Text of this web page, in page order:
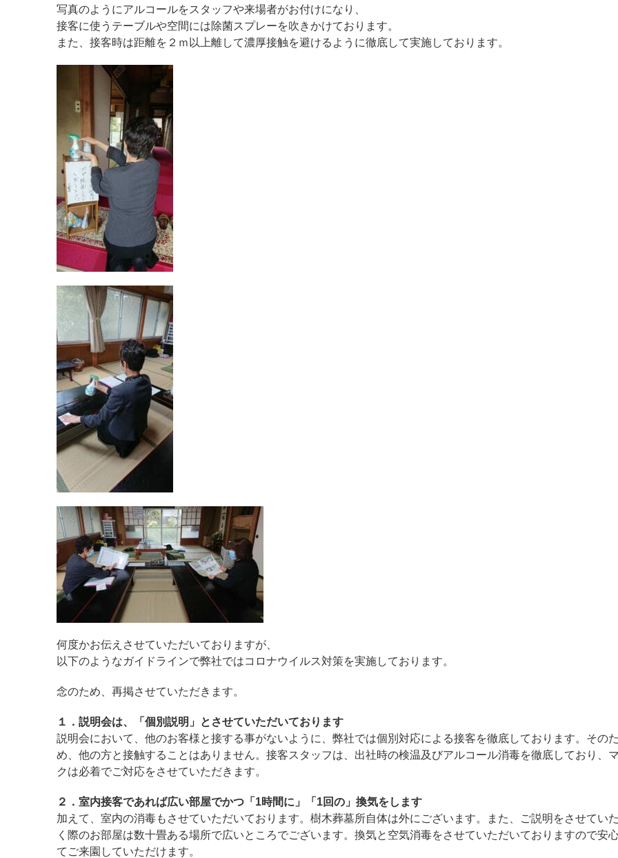
写真のようにアルコールをスタッフや来場者がお付けになり、
接客に使うテーブルや空間には除菌スプレーを吹きかけております。
また、接客時は距離を２ｍ以上離して濃厚接触を避けるように徹底して実施しております。
何度かお伝えさせていただいておりますが、
以下のようなガイドラインで弊社ではコロナウイルス対策を実施しております。
念のため、再掲させていただきます。
１．説明会は、「個別説明」とさせていただいております
説明会において、他のお客様と接する事がないように、弊社では個別対応による接客を徹底しております。その
め、他の方と接触することはありません。接客スタッフは、出社時の検温及びアルコール消毒を徹底しており、
クは必着でご対応をさせていただきます。
２．室内接客であれば広い部屋でかつ「1時間に」「1回の」換気をします
加えて、室内の消毒もさせていただいております。樹木葬墓所自体は外にございます。また、ご説明をさせてい
く際のお部屋は数十畳ある場所で広いところでございます。換気と空気消毒をさせていただいておりますので安
てご来園していただけます。